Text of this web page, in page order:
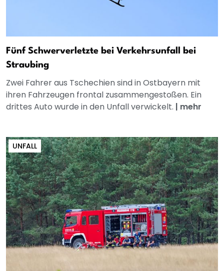
Fünf Schwerverletzte bei Verkehrsunfall bei
Straubing
Zwei Fahrer aus Tschechien sind in Ostbayern mit
ihren Fahrzeugen frontal zusammengestoßen. Ein
drittes Auto wurde in den Unfall verwickelt. | mehr
UNFALL